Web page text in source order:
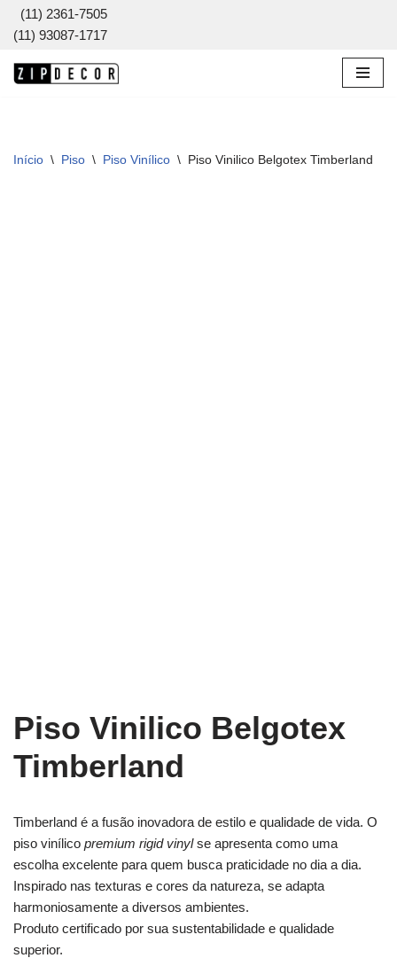
Pular
para
(11) 2361-7505
(11) 93087-1717
Início \ Piso \ Piso Vinílico \ Piso Vinilico Belgotex Timberland
Piso Vinilico Belgotex
Timberland
Timberland é a fusão inovadora de estilo e qualidade de vida. O
piso vinílico premium rigid vinylse apresenta como uma
escolha excelente para quem busca praticidade no dia a dia.
Inspirado nas texturas e cores da natureza, se adapta
harmoniosamente a diversos ambientes.
Produto certificado por sua sustentabilidade e qualidade
superior.